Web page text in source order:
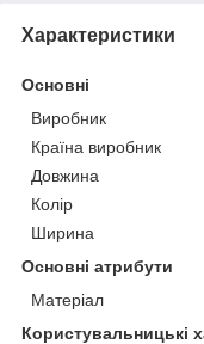
Характеристики
Основні
Виробник
Країна виробник
Довжина
Колір
Ширина
Основні атрибути
Матеріал
Користувальницькі